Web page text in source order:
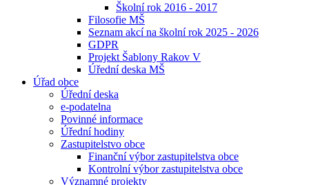
Školní rok 2016 - 2017
Filosofie MŠ
Seznam akcí na školní rok 2025 - 2026
GDPR
Projekt Šablony Rakov V
Úřední deska MŠ
Úřad obce
Úřední deska
e-podatelna
Povinné informace
Úřední hodiny
Zastupitelstvo obce
Finanční výbor zastupitelstva obce
Kontrolní výbor zastupitelstva obce
Významné projekty